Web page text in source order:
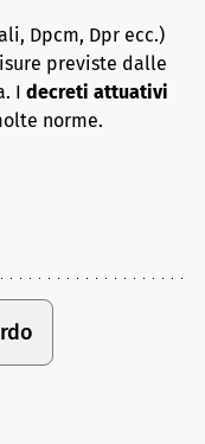
Dpcm, Dpr ecc.)
previste dalle
I decreti attuativi
norme.